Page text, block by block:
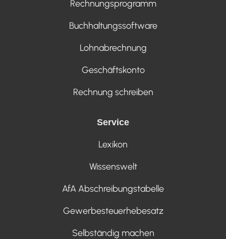
Rechnungsprogramm
Buchhaltungssoftware
Lohnabrechnung
Geschäftskonto
Rechnung schreiben
Service
Lexikon
Wissenswelt
AfA Abschreibungstabelle
Gewerbesteuerhebesatz
Selbständig machen